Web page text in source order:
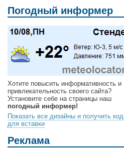
Погодный информер
Хотите повысить информативность и
привлекательность своего сайта?
Установите себе на страницы наш
погодный информер!
Показать все дизайны и получить код
для вставки
Реклама